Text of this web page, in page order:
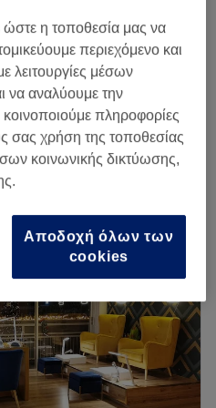
ακούει τις ανάγκες σου, ώστε
που θα σε κάνουν να λάμπεις.
καθαρισμό
venue
€ 30
€ 30
09:00–21:00
09:00–21:00
09:00–21:00
09:00–21:00
10:00–20:00
11:00 – 19:00
είναι ένας
για θεραπείες προσώπου
η τοποθεσία μας να
περιεχόμενο και
λειτουργίες μέσων
να αναλύουμε την
πληροφορίες
σας χρήση της τοποθεσίας
κοινωνικής δικτύωσης,
Αποδοχή όλων των
cookies